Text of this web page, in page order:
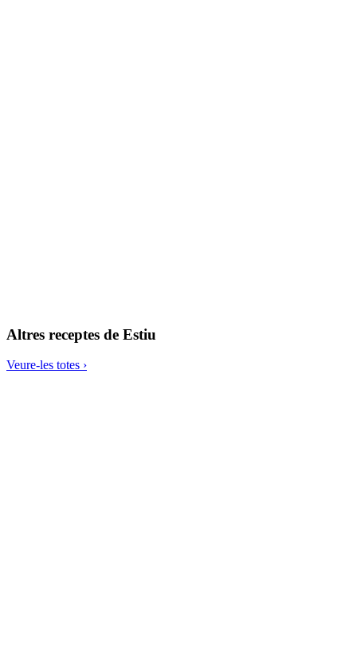
Altres receptes de Estiu
Veure-les totes ›